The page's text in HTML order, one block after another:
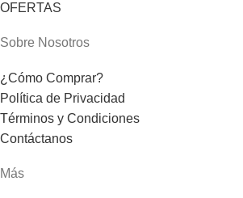
OFERTAS
Sobre Nosotros
¿Cómo Comprar?
Política de Privacidad
Términos y Condiciones
Contáctanos
Más